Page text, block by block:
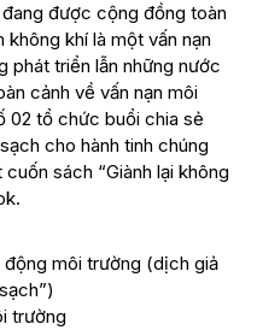
được cộng đồng toàn
khí là một vấn nạn
phát triển lẫn những nước
cảnh về vấn nạn môi
02 tổ chức buổi chia sẻ
cho hành tinh chúng
sách “Giành lại không
động môi trường (dịch giả
trường